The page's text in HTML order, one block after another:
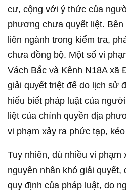
cư, cộng với ý thức của
phương chưa quyết liệt.
liên ngành trong kiểm tra,
chưa đồng bộ. Một số vi
Vách Bắc và Kênh N18A
giải quyết triệt để do lịch sử
hiểu biết pháp luật của
liệt của chính quyền địa
vi phạm xảy ra phức tạp,
Tuy nhiên, dù nhiều vi phạm
nguyên nhân khó giải
quy định của pháp luật, do